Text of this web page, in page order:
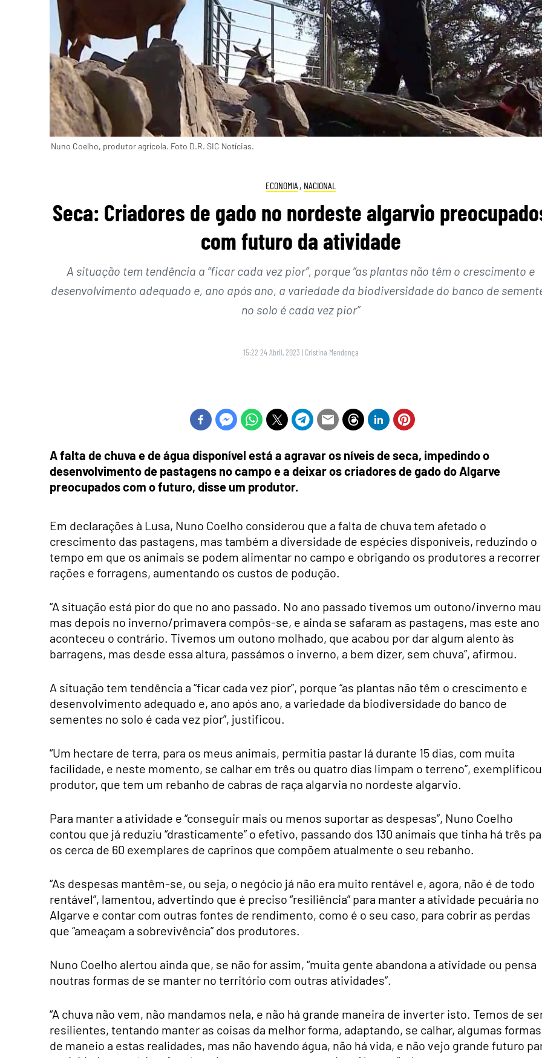
Nuno Coelho, produtor agrícola. Foto D.R. SIC Notícias.
ECONOMIA , NACIONAL
Seca: Criadores de gado no nordeste algarvio
com futuro da atividade
A situação tem tendência a “ficar cada vez pior”, porque “as plantas não têm o crescimento e
desenvolvimento adequado e, ano após ano, a variedade da biodiversidade do banco de
no solo é cada vez pior”
15:22 24 Abril, 2023 | Cristina Mendonça
A falta de chuva e de água disponível está a agravar os níveis de seca, impedindo o
desenvolvimento de pastagens no campo e a deixar os criadores de gado do Algarve
preocupados com o futuro, disse um produtor.
Em declarações à Lusa, Nuno Coelho considerou que a falta de chuva tem afetado o
crescimento das pastagens, mas também a diversidade de espécies disponíveis, reduzindo o
tempo em que os animais se podem alimentar no campo e obrigando os produtores a recorrer
rações e forragens, aumentando os custos de podução.
“A situação está pior do que no ano passado. No ano passado tivemos um outono/inverno
mas depois no inverno/primavera compôs-se, e ainda se safaram as pastagens, mas este ano
aconteceu o contrário. Tivemos um outono molhado, que acabou por dar algum alento às
barragens, mas desde essa altura, passámos o inverno, a bem dizer, sem chuva”, afirmou.
A situação tem tendência a “ficar cada vez pior”, porque “as plantas não têm o crescimento e
desenvolvimento adequado e, ano após ano, a variedade da biodiversidade do banco de
sementes no solo é cada vez pior”, justificou.
“Um hectare de terra, para os meus animais, permitia pastar lá durante 15 dias, com muita
facilidade, e neste momento, se calhar em três ou quatro dias limpam o terreno”,
produtor, que tem um rebanho de cabras de raça algarvia no nordeste algarvio.
Para manter a atividade e “conseguir mais ou menos suportar as despesas”, Nuno Coelho
contou que já reduziu “drasticamente” o efetivo, passando dos 130 animais que tinha há três
os cerca de 60 exemplares de caprinos que compõem atualmente o seu rebanho.
“As despesas mantêm-se, ou seja, o negócio já não era muito rentável e, agora, não é de todo
rentável”, lamentou, advertindo que é preciso “resiliência” para manter a atividade pecuária no
Algarve e contar com outras fontes de rendimento, como é o seu caso, para cobrir as perdas
que “ameaçam a sobrevivência” dos produtores.
Nuno Coelho alertou ainda que, se não for assim, “muita gente abandona a atividade ou pensa
noutras formas de se manter no território com outras atividades”.
“A chuva não vem, não mandamos nela, e não há grande maneira de inverter isto. Temos de
resilientes, tentando manter as coisas da melhor forma, adaptando, se calhar, algumas formas
de maneio a estas realidades, mas não havendo água, não há vida, e não vejo grande futuro